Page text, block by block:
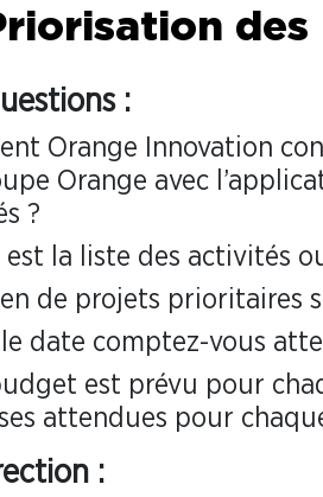
des
:
Orange Innovation
Orange avec
?
est la liste des activités
de projets prioritaires
date comptez-vous
est prévu pour
attendues pour
: